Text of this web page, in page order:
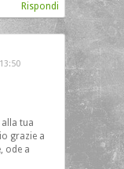
Rispondi
tua
grazie a
ode a